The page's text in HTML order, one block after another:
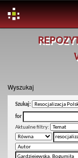
Wyszukaj
Szukaj:
for
Aktualne filtry: